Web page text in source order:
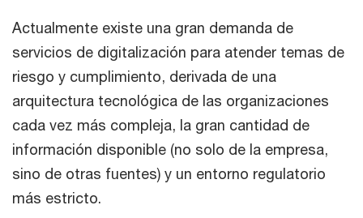
Actualmente existe una gran demanda de
servicios de digitalización para atender temas de
riesgo y cumplimiento, derivada de una
arquitectura tecnológica de las organizaciones
cada vez más compleja, la gran cantidad de
información disponible (no solo de la empresa,
sino de otras fuentes) y un entorno regulatorio
más estricto.